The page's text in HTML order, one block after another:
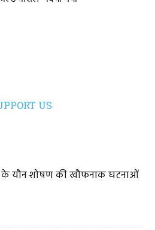
US
यौन शोषण की खौफनाक घटनाओं